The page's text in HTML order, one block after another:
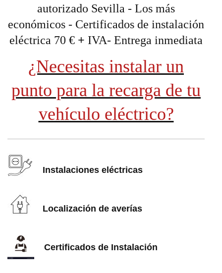
autorizado Sevilla - Los más
económicos - Certificados de instalación
eléctrica 70 € + IVA- Entrega inmediata
¿Necesitas instalar un
punto para la recarga de tu
vehículo eléctrico?
Instalaciones eléctricas
Localización de averías
Certificados de Instalación